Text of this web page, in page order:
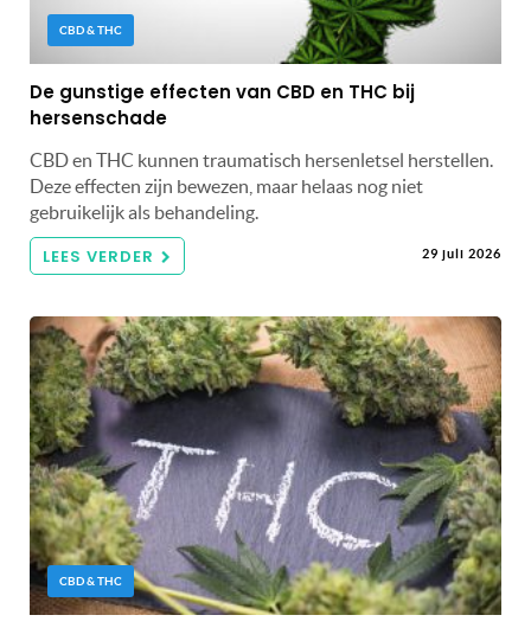
CBD & THC
De gunstige effecten van CBD en THC bij
hersenschade
CBD en THC kunnen traumatisch hersenletsel herstellen.
Deze effecten zijn bewezen, maar helaas nog niet
gebruikelijk als behandeling.
LEES VERDER 29 juli 2026
CBD & THC